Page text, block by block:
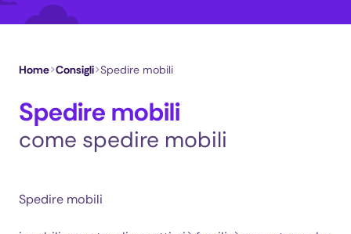
Home>Consigli>Spedire mobili
Spedire mobili
come spedire mobili
Spedire mobili